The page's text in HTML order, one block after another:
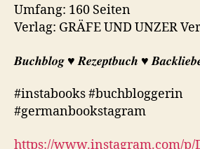
Umfang: 160 Seiten
Verlag: GRÄFE UND UNZER
𝑩𝒖𝒄𝒉𝒃𝒍𝒐𝒈 ♥︎ 𝑹𝒆𝒛𝒆𝒑𝒕𝒃𝒖𝒄𝒉 ♥︎
#instabooks #buchbloggerin
#germanbookstagram
https://www.instagram.com/p/